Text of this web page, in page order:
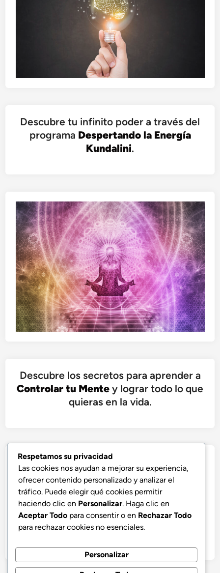
Descubre tu infinito poder a través del
programa Despertando la Energía
Kundalini.
Descubre los secretos para aprender a
Controlar tu Mente y lograr todo lo que
quieras en la vida.
Respetamos su privacidad
Las cookies nos ayudan a mejorar su experiencia,
ofrecer contenido personalizado y analizar el
tráfico. Puede elegir qué cookies permitir
haciendo clic en Personalizar. Haga clic en
Aceptar Todo para consentir o en Rechazar Todo
para rechazar cookies no esenciales.
Personalizar